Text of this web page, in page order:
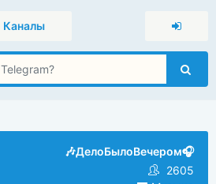
Каналы
🎶ДелоБылоВечером🎧
2605